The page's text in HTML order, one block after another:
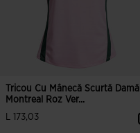
Tricou Cu Mânecă Scurtă Damă
Montreal Roz Ver...
L 173,03